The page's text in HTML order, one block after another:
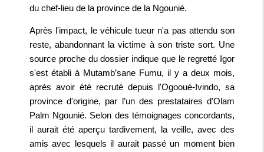
du chef-lieu de la province de la Ngounié.
Après l'impact, le véhicule tueur n'a pas attendu son
reste, abandonnant la victime à son triste sort. Une
source proche du dossier indique que le regretté Igor
s'est établi à Mutamb’sane Fumu, il y a deux mois,
après avoir été recruté depuis l'Ogooué-Ivindo, sa
province d'origine, par l’un des prestataires d'Olam
Palm Ngounié. Selon des témoignages concordants,
il aurait été aperçu tardivement, la veille, avec des
amis avec lesquels il aurait passé un moment bien